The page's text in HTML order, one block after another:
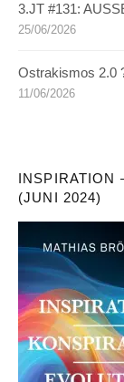
3.JT #131:
25/06/2026
Ostrakismos 2.0
11/06/2026
INSPIRATION
(JUNI 2024)